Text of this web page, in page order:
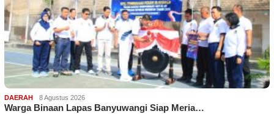
DAERAH 8 Agustus 2026
Warga Binaan Lapas Banyuwangi Siap Meria…